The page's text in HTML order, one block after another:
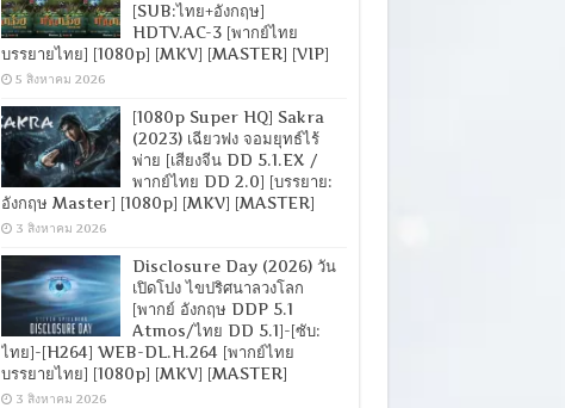
[SUB:ไทย+อังกฤษ]
HDTV.AC-3 [พากย์ไทย
บรรยายไทย] [1080p] [MKV] [MASTER] [VIP]
5 สิงหาคม 2026
[1080p Super HQ] Sakra
(2023) เฉียวฟง จอมยุทธ์ไร้
พ่าย [เสียงจีน DD 5.1.EX /
พากย์ไทย DD 2.0] [บรรยาย:
อังกฤษ Master] [1080p] [MKV] [MASTER]
3 สิงหาคม 2026
Disclosure Day (2026) วัน
เปิดโปง ไขปริศนาลวงโลก
[พากย์ อังกฤษ DDP 5.1
Atmos/ไทย DD 5.1]-[ซับ:
ไทย]-[H264] WEB-DL.H.264 [พากย์ไทย
บรรยายไทย] [1080p] [MKV] [MASTER]
3 สิงหาคม 2026